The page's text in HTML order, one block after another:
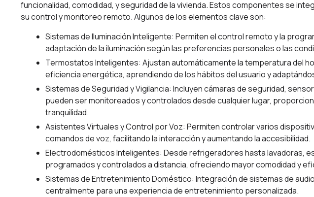
funcionalidad, comodidad, y seguridad de la vivienda. Estos componentes se
su control y monitoreo remoto. Algunos de los elementos clave son:
Sistemas de Iluminación Inteligente: Permiten el control remoto y la
adaptación de la iluminación según las preferencias personales o las
Termostatos Inteligentes: Ajustan automáticamente la temperatura del
eficiencia energética, aprendiendo de los hábitos del usuario y
Sistemas de Seguridad y Vigilancia: Incluyen cámaras de seguridad,
pueden ser monitoreados y controlados desde cualquier lugar,
tranquilidad.
Asistentes Virtuales y Control por Voz: Permiten controlar varios
comandos de voz, facilitando la interacción y aumentando la accesibilidad.
Electrodomésticos Inteligentes: Desde refrigeradores hasta lavadoras,
programados y controlados a distancia, ofreciendo mayor comodidad y
Sistemas de Entretenimiento Doméstico: Integración de sistemas de
centralmente para una experiencia de entretenimiento personalizada.